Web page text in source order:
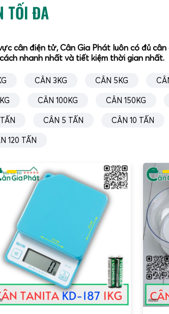
TỐI ĐA
cân điện tử, Cân Gia Phát luôn có đủ
nhanh nhất và tiết kiệm thời gian nhất.
CÂN 3KG CÂN 5KG
CÂN 100KG CÂN 150KG
CÂN 5 TẤN CÂN 10 TẤN
120 TẤN